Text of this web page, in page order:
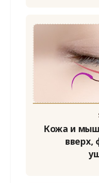
Кожа и
вверх,